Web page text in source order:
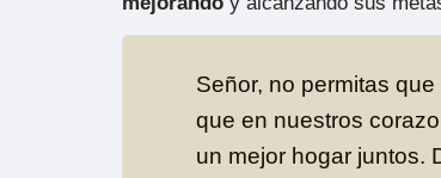
Señor, no permitas
que en nuestros
un mejor hogar juntos.